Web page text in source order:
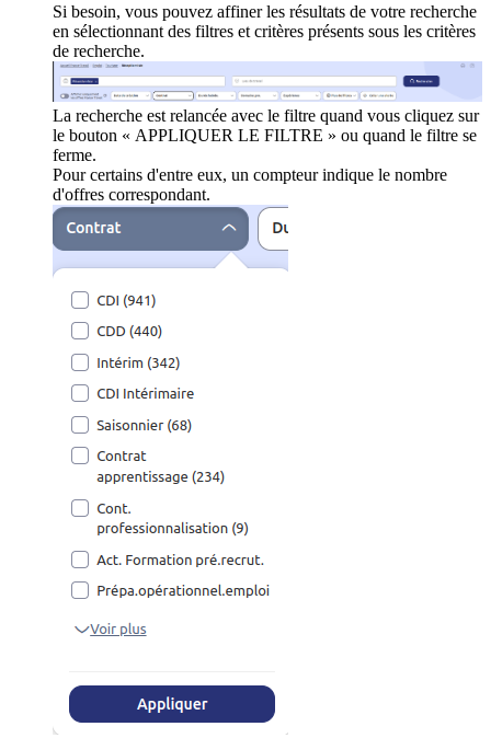
Si besoin, vous pouvez affiner les résultats de votre recherche
en sélectionnant des filtres et critères présents sous les critères
de recherche.
La recherche est relancée avec le filtre quand vous cliquez sur
le bouton « APPLIQUER LE FILTRE » ou quand le filtre se
ferme.
Pour certains d'entre eux, un compteur indique le nombre
d'offres correspondant.